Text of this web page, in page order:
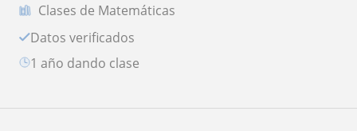
Clases de Matemáticas
Datos verificados
1 año dando clase